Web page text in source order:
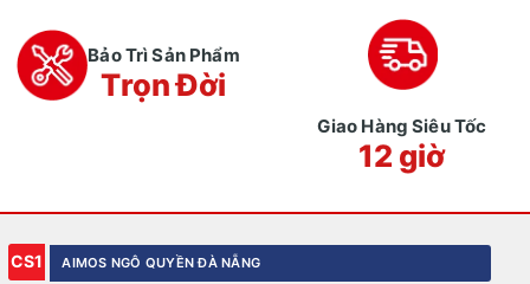
Bảo Trì Sản Phẩm
Trọn Đời
Giao Hàng Siêu Tốc
12 giờ
CS1 AIMOS NGÔ QUYỀN ĐÀ NẴNG